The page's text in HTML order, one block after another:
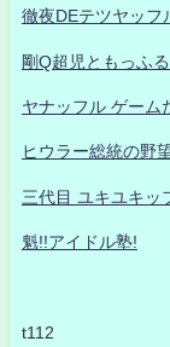
徹夜DEテツヤッフ
剛Q超児ともっふる
ヤナッフル ゲーム
ヒウラー総統の野
三代目 ユキユキ
魁!!アイドル塾!
t112